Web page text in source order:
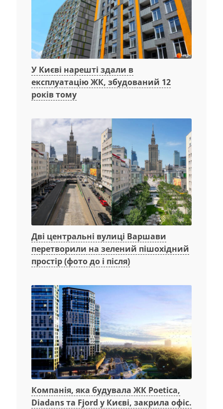
У Києві нарешті здали в
експлуатацію ЖК, збудований 12
років тому
Дві центральні вулиці Варшави
перетворили на зелений пішохідний
простір (фото до і після)
Компанія, яка будувала ЖК Poetica,
Diadans та Fjord у Києві, закрила офіс.